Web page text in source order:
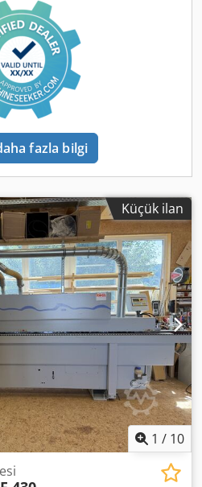
fazla bilgi
Küçük ilan
1 / 10